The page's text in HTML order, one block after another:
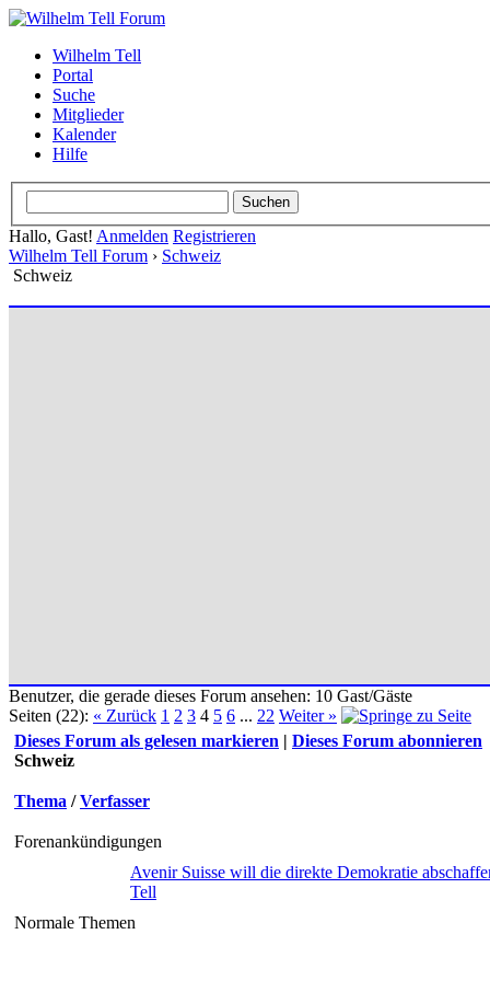
Wilhelm Tell
Portal
Suche
Mitglieder
Kalender
Hilfe
Hallo, Gast! Anmelden Registrieren
Wilhelm Tell Forum › Schweiz
Schweiz
Benutzer, die gerade dieses Forum ansehen: 10 Gast/Gäste
Seiten (22): « Zurück 1 2 3 4 5 6 ... 22 Weiter »
Dieses Forum als gelesen markieren | Dieses Forum abonnieren
Schweiz
Thema /Verfasser
Forenankündigungen
Avenir Suisse will die direkte Demokratie
Tell
Normale Themen